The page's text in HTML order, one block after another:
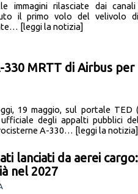
immagini rilasciate dai
il primo volo del velivolo
[leggi la notizia]
MRTT di Airbus per
19 maggio, sul portale TED
degli appalti pubblici
A-330… [leggi la notizia]
lanciati da aerei cargo:
nel 2027